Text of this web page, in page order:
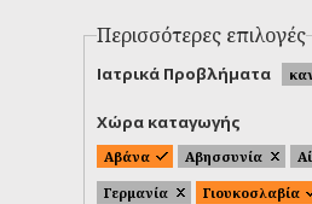
Περισσότερες επιλογές
Ιατρικά Προβλήματα
Χώρα καταγωγής
Αβάνα Αβησσυνία
Γερμανία
Γιουκοσλαβία